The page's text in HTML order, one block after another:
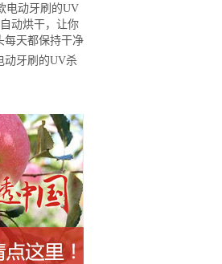
际垂直马拉松超
赛顺德海骏达中
乐开跑
动牙刷的UV杀